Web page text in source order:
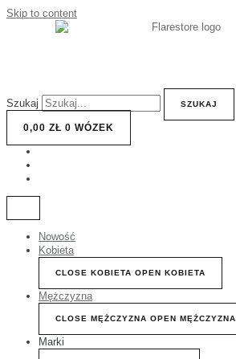
Skip to content
Szukaj SZUKAJ
0,00 ZŁ 0 WÓZEK
Nowość
Kobieta
CLOSE KOBIETA OPEN KOBIETA
Mężczyzna
CLOSE MĘŻCZYZNA OPEN MĘŻCZYZNA
Marki